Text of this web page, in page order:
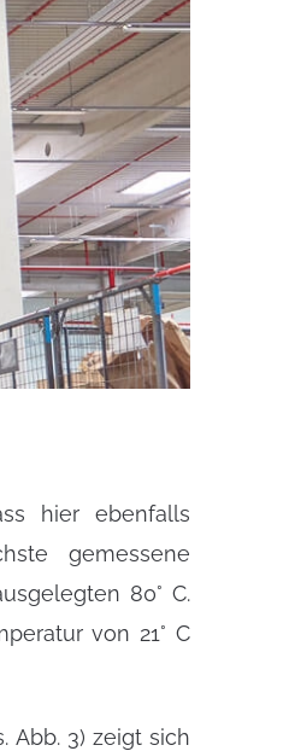
hier ebenfalls
gemessene
80° C.
von 21° C
Abb. 3) zeigt sich